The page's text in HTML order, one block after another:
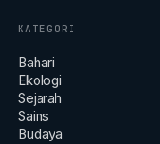
KATEGORI
Bahari
Ekologi
Sejarah
Sains
Budaya